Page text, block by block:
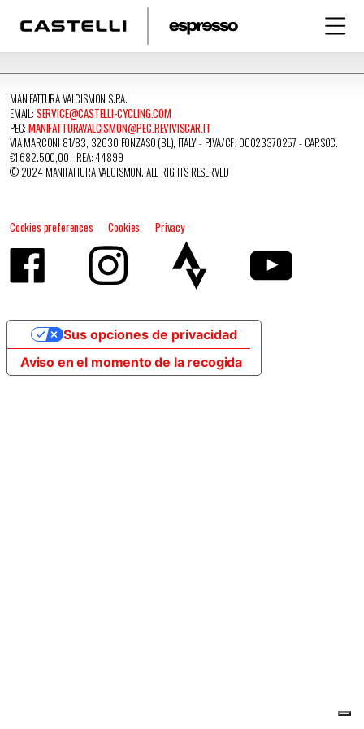
MANIFATTURA VALCISMON S.P.A.
EMAIL: SERVICE@CASTELLI-CYCLING.COM
PEC:MANIFATTURAVALCISMON@PEC.REVIVISCAR.IT
VIA MARCONI 81/83, 32030 FONZASO (BL), ITALY - P.IVA/CF: 00023370257 - CAP.SOC.
€1.682.500,00 - REA: 44899
© 2024 MANIFATTURA VALCISMON. ALL RIGHTS RESERVED
Cookies preferences Cookies Privacy
Aviso en el momento de la recogida
Sus opciones de privacidad